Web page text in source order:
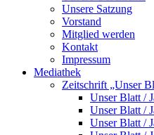
Unsere Satzung
Vorstand
Mitglied werden
Kontakt
Impressum
Mediathek
Zeitschrift „Unser
Unser Blatt /
Unser Blatt /
Unser Blatt /